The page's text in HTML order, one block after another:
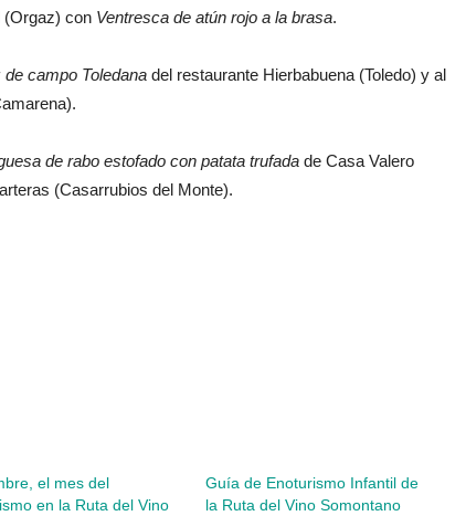
(Orgaz) con Ventresca de atún rojo a la brasa.
de campo Toledana del restaurante Hierbabuena (Toledo) y al
de rabo estofado con patata trufada de Casa Valero
(Casarrubios del Monte).
el mes del
en la Ruta del Vino
Guía de Enoturismo Infantil de
la Ruta del Vino Somontano